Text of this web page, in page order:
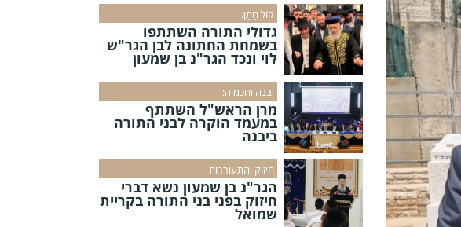
קוֹל חָתָן:
גדולי התורה השתתפו
בשמחת החתונה לבן הגר"ש
לוי ונכד הגר"נ בן שמעון
יבנה וחכמיה:
מרן הראש"ל השתתף
במעמד הוקרה לבני התורה
ביבנה
חיזוק והתעוררות
הגר"נ בן שמעון נשא דברי
חיזוק בפני בני התורה בקריית
שמואל